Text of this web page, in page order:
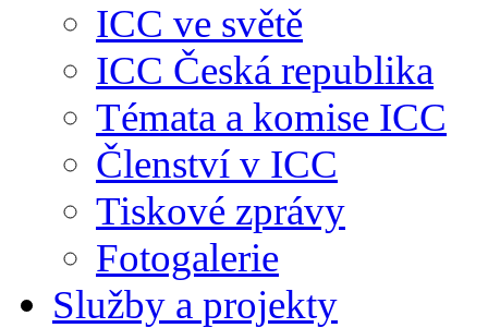
ICC ve světě
ICC Česká republika
Témata a komise ICC
Členství v ICC
Tiskové zprávy
Fotogalerie
Služby a projekty